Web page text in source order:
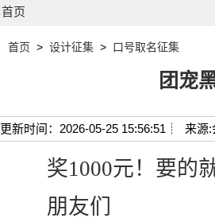
首页
首页 > 设计征集 > 口号取名征集
团宠
更新时间：2026-05-25 15:56:51┊ 来源
奖1000元！要的就
朋友们